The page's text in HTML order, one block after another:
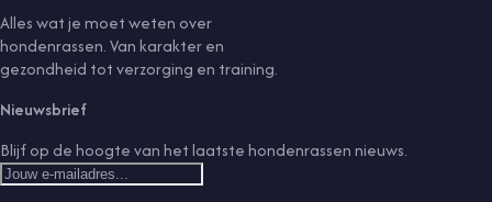
Alles wat je moet weten over
hondenrassen. Van karakter en
gezondheid tot verzorging en training.
Nieuwsbrief
Blijf op de hoogte van het laatste hondenrassen nieuws.